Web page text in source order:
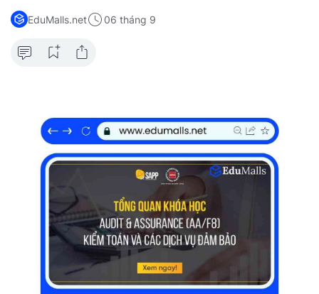
EduMalls.net 06 tháng 9